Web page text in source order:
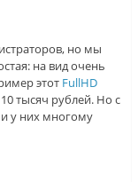
но мы
на вид очень
этот FullHD
тысяч рублей. Но с
у них многому